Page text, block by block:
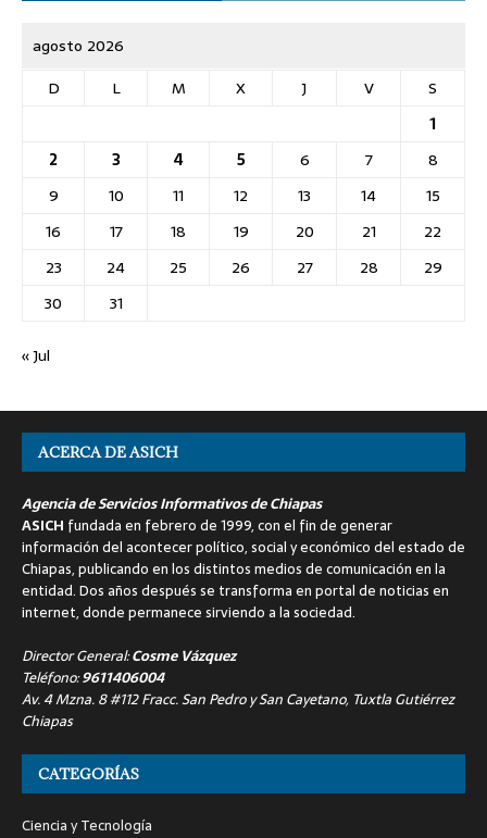
agosto 2026
D
L M X J V
S
1
2
3 4 5 6 7
8
9
10 11 12 13 14
15
16
17 18 19 20 21
22
23
24 25 26 27 28
29
30
31
« Jul
ACERCA DE ASICH
Agencia de Servicios Informativos de Chiapas
ASICH fundada en febrero de 1999, con el fin de generar
información del acontecer político, social y económico del estado de
Chiapas, publicando en los distintos medios de comunicación en la
entidad. Dos años después se transforma en portal de noticias en
internet, donde permanece sirviendo a la sociedad.
Director General:Cosme Vázquez
Teléfono:9611406004
Av. 4 Mzna. 8 #112 Fracc. San Pedro y San Cayetano, Tuxtla Gutiérrez
Chiapas
CATEGORÍAS
Ciencia y Tecnología